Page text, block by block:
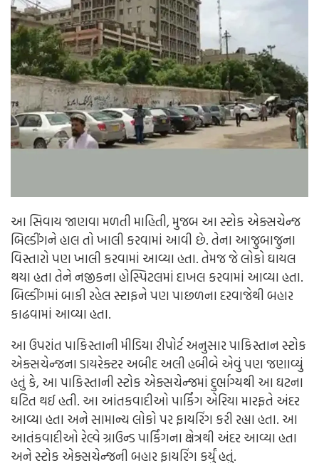
આ સિવાય જાણવા મળતી માહિતી, મુજબ આ સ્ટોક એક્સચેન્જ
બિલ્ડીંગને હાલ તો ખાલી કરવામાં આવી છે. તેના આજુબાજુના
વિસ્તારો પણ ખાલી કરવામાં આવ્યા હતા. તેમજ જે લોકો ઘાયલ
થયા હતા તેને નજીકના હોસ્પિટલમાં દાખલ કરવામાં આવ્યા હતા.
બિલ્ડીંગમાં બાકી રહેલ સ્ટાફને પણ પાછળના દરવાજેથી બહાર
કાઢવામાં આવ્યા હતા.
આ ઉપરાંત પાકિસ્તાની મીડિયા રીપોર્ટ અનુસાર પાકિસ્તાન સ્ટોક
એક્સચેન્જના ડાયરેક્ટર અબીદ અલી હબીબે એવું પણ જણાવ્યું
હતું કે, આ પાકિસ્તાની સ્ટોક એક્સચેન્જમાં દુર્ભાગ્યથી આ ઘટના
ઘટિત થઈ હતી. આ આંતકવાદીઓ પાર્કિંગ એરિયા મારફતે અંદર
આવ્યા હતા અને સામાન્ય લોકો પર ફાયરિંગ કરી રહ્યા હતા. આ
આતંકવાદીઓ રેલ્વે ગ્રાઉન્ડ પાર્કિંગના ક્ષેત્રથી અંદર આવ્યા હતા
અને સ્ટોક એક્સચેન્જની બહાર ફાયરિંગ કર્યું હતું.